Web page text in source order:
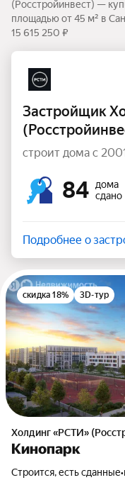
(Росстройинвест) —
площадью от 45 м² в
15 615 250 ₽
Застройщик
строит дома с
84
дома
сдано
Подробнее о
скидка 18% 3D-тур
Холдинг «РСТИ»
Кинопарк
Строится, есть сданные•